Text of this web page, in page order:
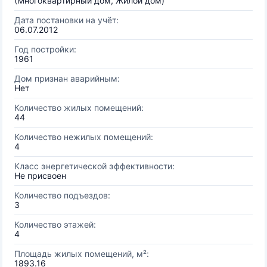
Дата постановки на учёт:
06.07.2012
Год постройки:
1961
Дом признан аварийным:
Нет
Количество жилых помещений:
44
Количество нежилых помещений:
4
Класс энергетической эффективности:
Не присвоен
Количество подъездов:
3
Количество этажей:
4
Площадь жилых помещений, м²:
1893.16